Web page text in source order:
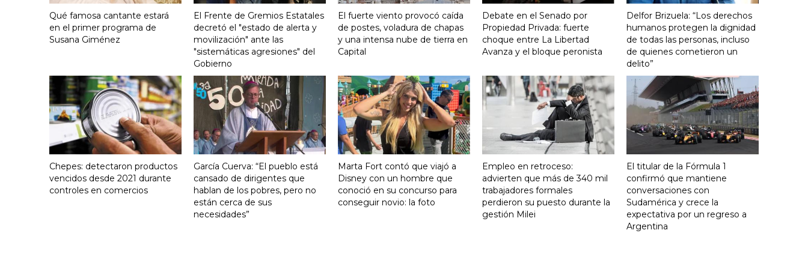
Qué famosa cantante estará
en el primer programa de
Susana Giménez
El Frente de Gremios Estatales
decretó el "estado de alerta y
movilización" ante las
"sistemáticas agresiones" del
Gobierno
El fuerte viento provocó caída
de postes, voladura de chapas
y una intensa nube de tierra en
Capital
Debate en el Senado por
Propiedad Privada: fuerte
choque entre La Libertad
Avanza y el bloque peronista
Delfor Brizuela: “Los derechos
humanos protegen la dignidad
de todas las personas, incluso
de quienes cometieron un
delito”
Chepes: detectaron productos
vencidos desde 2021 durante
controles en comercios
García Cuerva: “El pueblo está
cansado de dirigentes que
hablan de los pobres, pero no
están cerca de sus
necesidades”
Marta Fort contó que viajó a
Disney con un hombre que
conoció en su concurso para
conseguir novio: la foto
Empleo en retroceso:
advierten que más de 340 mil
trabajadores formales
perdieron su puesto durante la
gestión Milei
El titular de la Fórmula 1
confirmó que mantiene
conversaciones con
Sudamérica y crece la
expectativa por un regreso a
Argentina